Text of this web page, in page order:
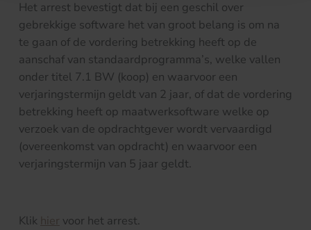
Het arrest bevestigt dat bij een geschil over
gebrekkige software het van groot belang is om na
te gaan of de vordering betrekking heeft op de
aanschaf van standaardprogramma’s, welke vallen
onder titel 7.1 BW (koop) en waarvoor een
verjaringstermijn geldt van 2 jaar, of dat de vordering
betrekking heeft op maatwerksoftware welke op
verzoek van de opdrachtgever wordt vervaardigd
(overeenkomst van opdracht) en waarvoor een
verjaringstermijn van 5 jaar geldt.
Klik hier voor het arrest.